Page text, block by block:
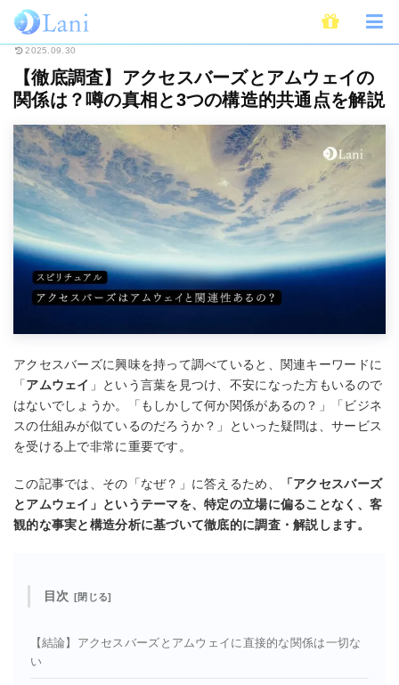
ホーム スピリチュアル 【徹底調査】アクセスバーズとアムウェイの関係
2025.09.30
【徹底調査】アクセスバーズとアムウェイの
関係は？噂の真相と3つの構造的共通点を解説
アクセスバーズに興味を持って調べていると、関連キーワードに
「アムウェイ 」という言葉を見つけ、不安になった方もいるので
はないでしょうか。「もしかして何か関係があるの？」「ビジネ
スの仕組みが似ているのだろうか？」といった疑問は、サービス
を受ける上で非常に重要です。
この記事では、その「なぜ？」に答えるため、
「アクセスバーズ
とアムウェイ」というテーマを、特定の立場に偏ることなく、客
観的な事実と構造分析に基づいて徹底的に調査・解説します。
目次
【結論】アクセスバーズとアムウェイに直接的な関係は一切な
い